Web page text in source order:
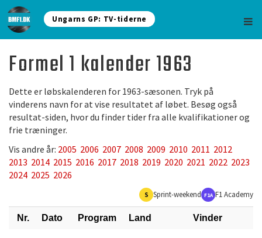
Ungarns GP: TV-tiderne
Formel 1 kalender 1963
Dette er løbskalenderen for 1963-sæsonen. Tryk på
vinderens navn for at vise resultatet af løbet. Besøg også
resultat-siden, hvor du finder tider fra alle kvalifikationer og
frie træninger.
Vis andre år: 2005 2006 2007 2008 2009 2010 2011 2012
2013 2014 2015 2016 2017 2018 2019 2020 2021 2022 2023
2024 2025 2026
S Sprint-weekend F1A F1 Academy
Nr. Dato Program Land Vinder